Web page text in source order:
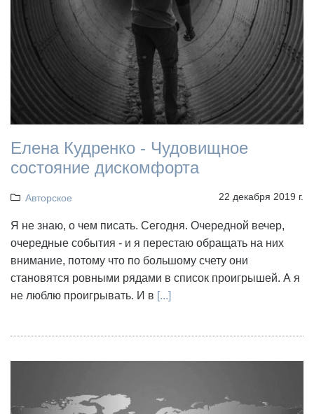
Елена Кудренко - Чудовищное
состояние дискомфорта
Авторское 22 декабря 2019 г.
Я не знаю, о чем писать. Сегодня. Очередной вечер,
очередные события - и я перестаю обращать на них
внимание, потому что по большому счету они
становятся ровными рядами в список проигрышей. А я
не люблю проигрывать. И в [...]